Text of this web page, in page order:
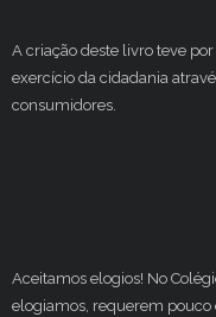
A criação deste livro teve
exercício da cidadania
consumidores.
Aceitamos elogios! No
elogiamos, requerem pouco